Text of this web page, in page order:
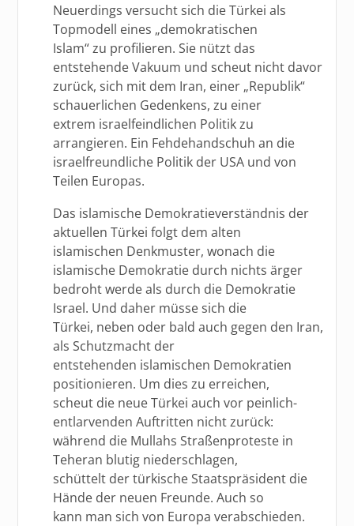
Neuerdings versucht sich die Türkei als
Topmodell eines „demokratischen
Islam“ zu profilieren. Sie nützt das
entstehende Vakuum und scheut nicht davor
zurück, sich mit dem Iran, einer „Republik“
schauerlichen Gedenkens, zu einer
extrem israelfeindlichen Politik zu
arrangieren. Ein Fehdehandschuh an die
israelfreundliche Politik der USA und von
Teilen Europas.
Das islamische Demokratieverständnis der
aktuellen Türkei folgt dem alten
islamischen Denkmuster, wonach die
islamische Demokratie durch nichts ärger
bedroht werde als durch die Demokratie
Israel. Und daher müsse sich die
Türkei, neben oder bald auch gegen den Iran,
als Schutzmacht der
entstehenden islamischen Demokratien
positionieren. Um dies zu erreichen,
scheut die neue Türkei auch vor peinlich-
entlarvenden Auftritten nicht zurück:
während die Mullahs Straßenproteste in
Teheran blutig niederschlagen,
schüttelt der türkische Staatspräsident die
Hände der neuen Freunde. Auch so
kann man sich von Europa verabschieden.